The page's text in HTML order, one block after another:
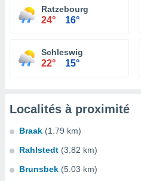
Ratzebourg
24° 16°
Schleswig
22° 15°
Localités à proximité
Braak (1.79 km)
Rahlstedt (3.82 km)
Brunsbek (5.03 km)